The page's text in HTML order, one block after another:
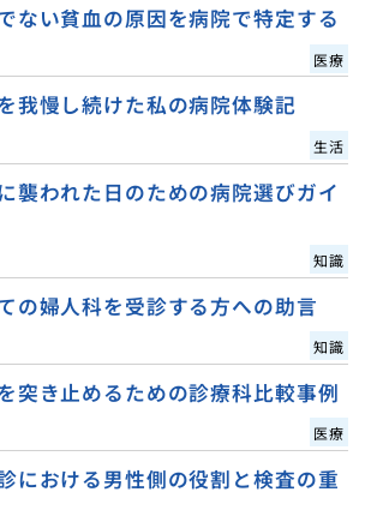
ない貧血の原因を病院で特定する
医療
我慢し続けた私の病院体験記
生活
襲われた日のための病院選びガイ
知識
の婦人科を受診する方への助言
知識
突き止めるための診療科比較事例
医療
における男性側の役割と検査の重